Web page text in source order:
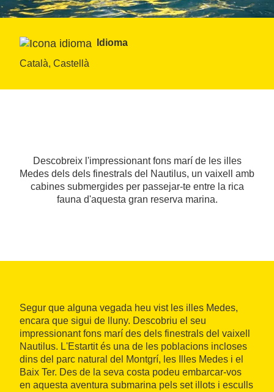
Idioma
Català, Castellà
Descobreix l'impressionant fons marí de les illes
Medes dels dels finestrals del Nautilus, un vaixell amb
cabines submergides per passejar-te entre la rica
fauna d'aquesta gran reserva marina.
Segur que alguna vegada heu vist les illes Medes,
encara que sigui de lluny. Descobriu el seu
impressionant fons marí des dels finestrals del vaixell
Nautilus. L'Estartit és una de les poblacions incloses
dins del parc natural del Montgrí, les Illes Medes i el
Baix Ter. Des de la seva costa podeu embarcar-vos
en aquesta aventura submarina pels set illots i esculls